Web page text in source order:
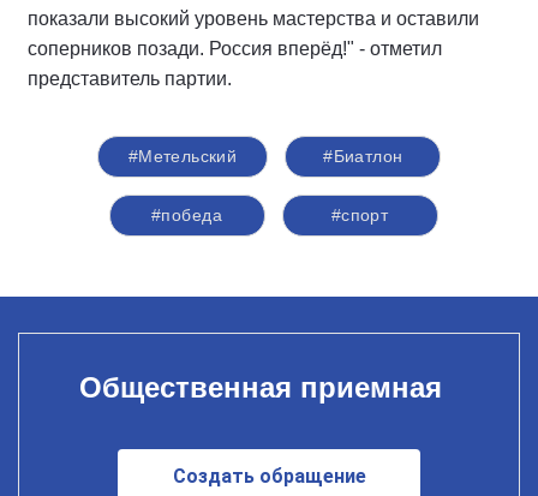
показали высокий уровень мастерства и оставили
соперников позади. Россия вперёд!" - отметил
представитель партии.
#Метельский #Биатлон
#победа #спорт
Общественная приемная
Создать обращение